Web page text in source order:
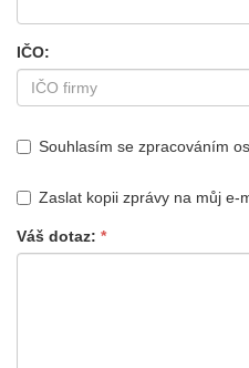
IČO
Souhlasím se zpracováním
Zaslat kopii zprávy na můj e-
Váš dotaz